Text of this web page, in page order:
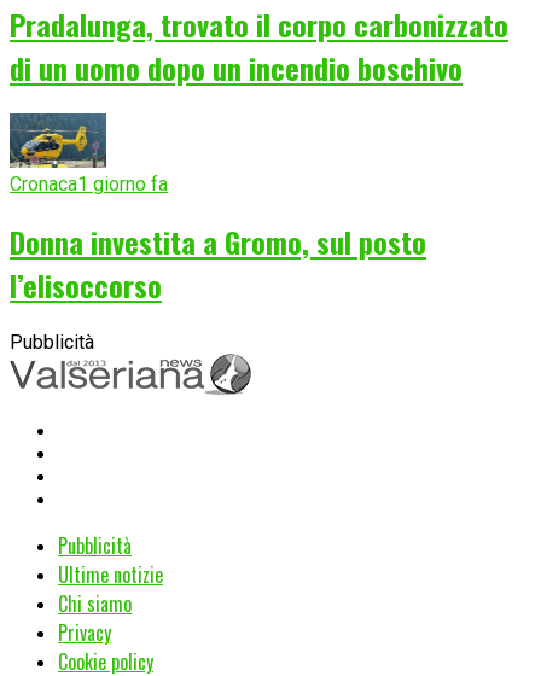
Pradalunga, trovato il corpo carbonizzato
di un uomo dopo un incendio boschivo
Cronaca1 giorno fa
Donna investita a Gromo, sul posto
l’elisoccorso
Pubblicità
Pubblicità
Ultime notizie
Chi siamo
Privacy
Cookie policy